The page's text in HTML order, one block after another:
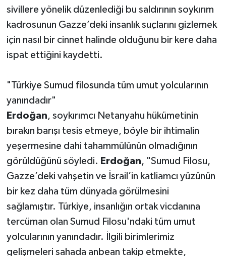
sivillere yönelik düzenlediği bu saldırının soykırım
kadrosunun Gazze’deki insanlık suçlarını gizlemek
için nasıl bir cinnet halinde olduğunu bir kere daha
ispat ettiğini kaydetti.
"Türkiye Sumud filosunda tüm umut yolcularının
yanındadır"
Erdoğan, soykırımcı Netanyahu hükümetinin
bırakın barışı tesis etmeye, böyle bir ihtimalin
yeşermesine dahi tahammülünün olmadığının
görüldüğünü söyledi. Erdoğan, "Sumud Filosu,
Gazze’deki vahşetin ve İsrail’in katliamcı yüzünün
bir kez daha tüm dünyada görülmesini
sağlamıştır. Türkiye, insanlığın ortak vicdanına
tercüman olan Sumud Filosu'ndaki tüm umut
yolcularının yanındadır. İlgili birimlerimiz
gelişmeleri sahada anbean takip etmekte,